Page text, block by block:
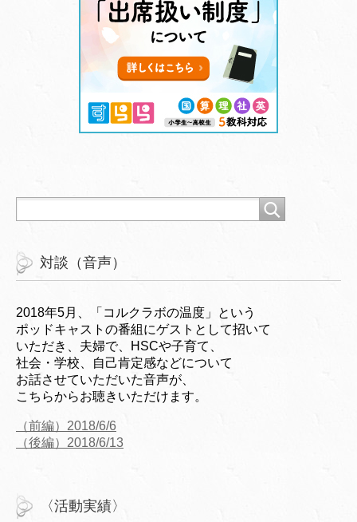
対談（音声）
2018年5月、「コルクラボの温度」という
ポッドキャストの番組にゲストとして招いて
いただき、夫婦で、HSCや子育て、
社会・学校、自己肯定感などについて
お話させていただいた音声が、
こちらからお聴きいただけます。
（前編）2018/6/6
（後編）2018/6/13
〈活動実績〉